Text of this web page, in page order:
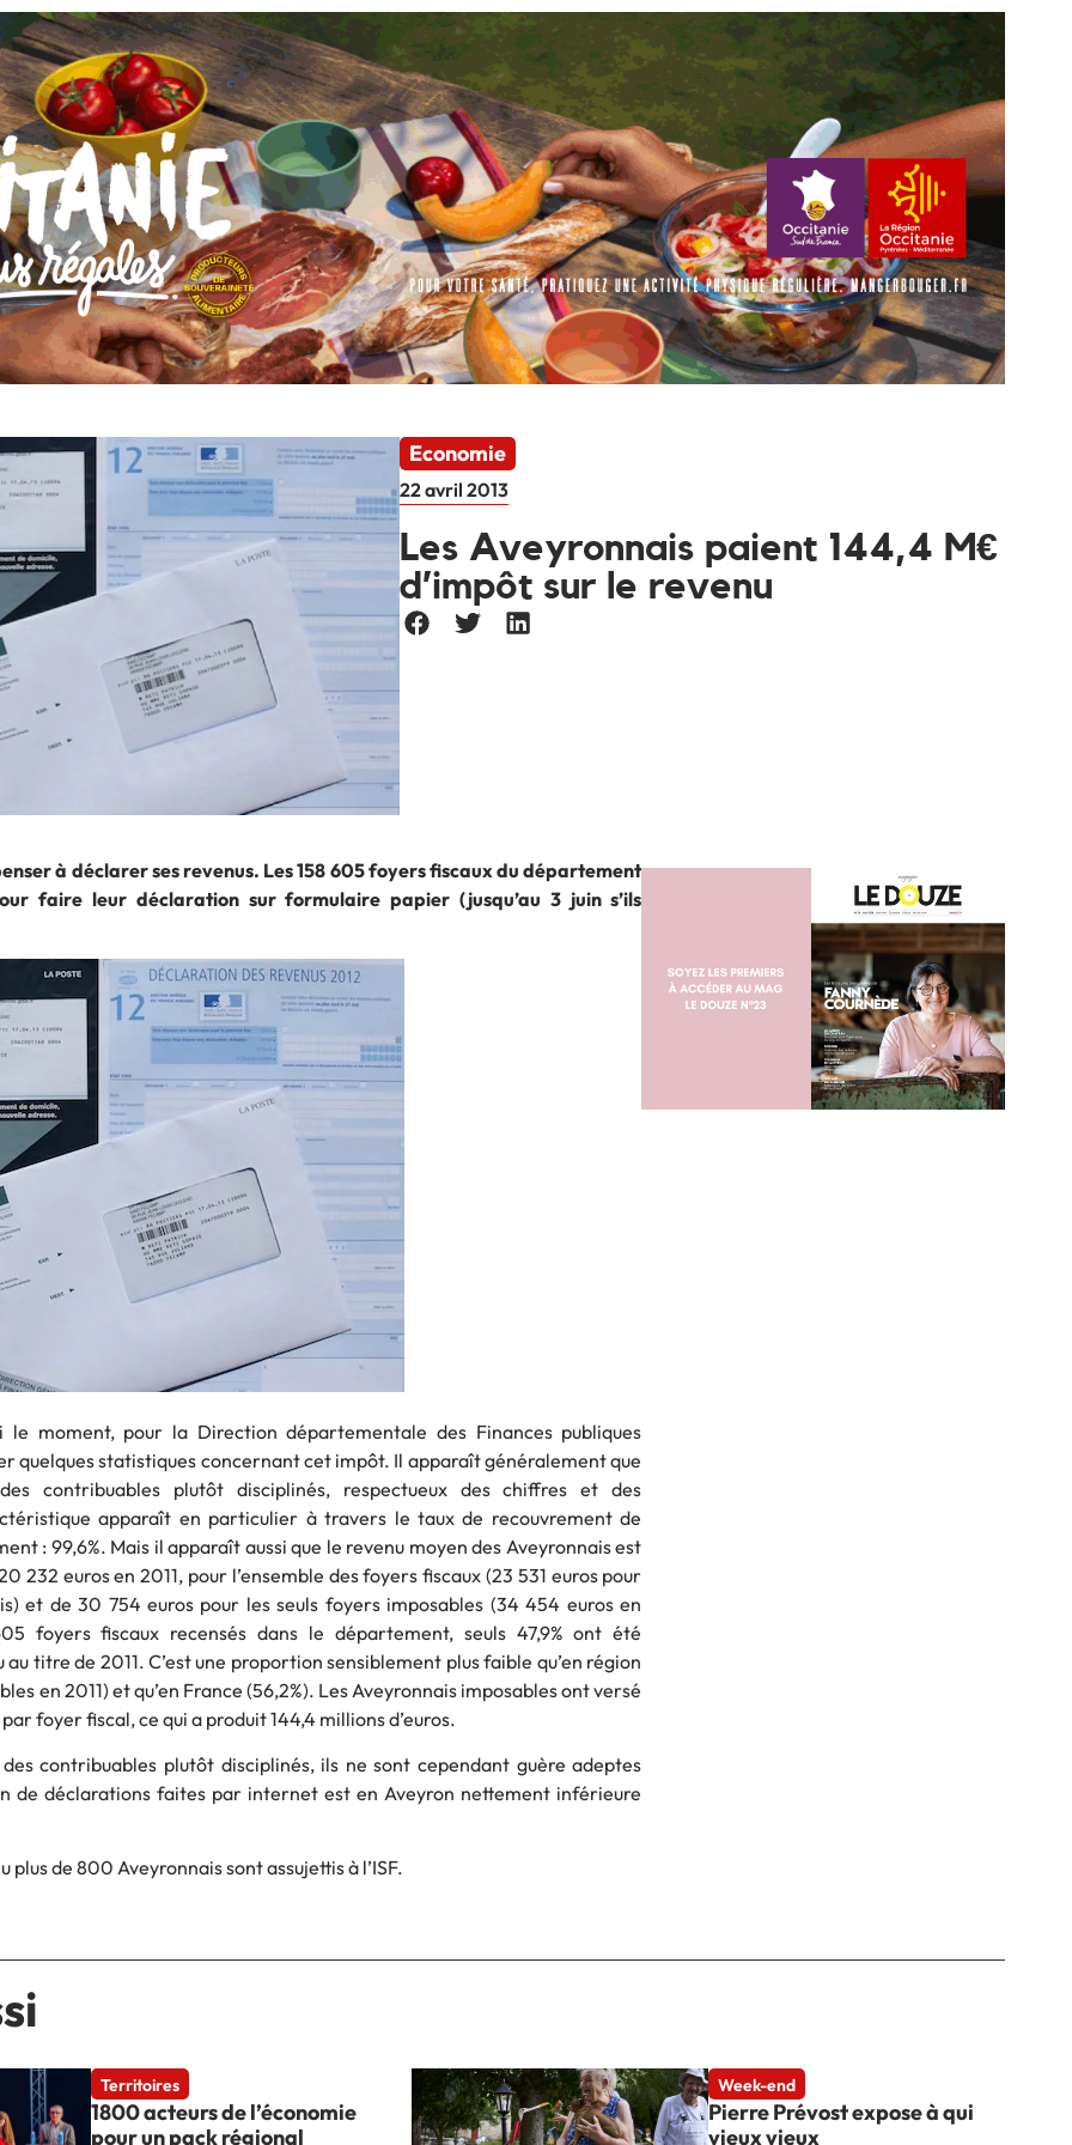
Economie
22 avril 2013
Les Aveyronnais paient 144,4 M€
d’impôt sur le revenu
à déclarer ses revenus. Les 158 605 foyers fiscaux du département
faire leur déclaration sur formulaire papier (jusqu’au 3 juin s’ils
le moment, pour la Direction départementale des Finances publiques
quelques statistiques concernant cet impôt. Il apparaît généralement que
contribuables plutôt disciplinés, respectueux des chiffres et des
apparaît en particulier à travers le taux de recouvrement de
: 99,6%. Mais il apparaît aussi que le revenu moyen des Aveyronnais est
232 euros en 2011, pour l’ensemble des foyers fiscaux (23 531 euros pour
et de 30 754 euros pour les seuls foyers imposables (34 454 euros en
foyers fiscaux recensés dans le département, seuls 47,9% ont été
titre de 2011. C’est une proportion sensiblement plus faible qu’en région
en 2011) et qu’en France (56,2%). Les Aveyronnais imposables ont versé
foyer fiscal, ce qui a produit 144,4 millions d’euros.
contribuables plutôt disciplinés, ils ne sont cependant guère adeptes
de déclarations faites par internet est en Aveyron nettement inférieure
plus de 800 Aveyronnais sont assujettis à l’ISF.
Territoires
1800 acteurs de l’économie
pour un pack régional
Week-end
Pierre Prévost expose à qui
vieux vieux